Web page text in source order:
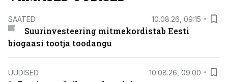
SAATED 10.08.26, 09:15
Suurinvesteering mitmekordistab Eesti
biogaasi tootja toodangu
UUDISED 10.08.26, 09:00